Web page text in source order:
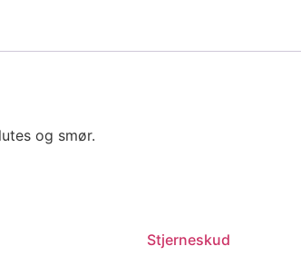
og smør.
Stjerneskud